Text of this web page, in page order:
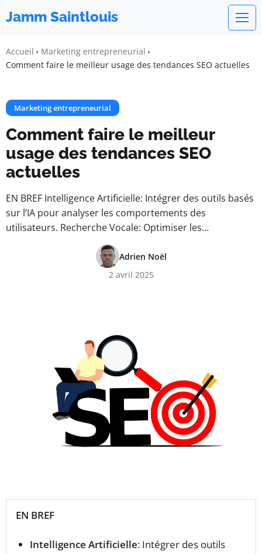
Jamm Saintlouis
Accueil
Marketing entrepreneurial
Comment faire le meilleur usage des tendances SEO actuelles
Marketing entrepreneurial
Comment faire le meilleur
usage des tendances SEO
actuelles
EN BREF Intelligence Artificielle: Intégrer des outils basés
sur l’IA pour analyser les comportements des
utilisateurs. Recherche Vocale: Optimiser les…
Adrien Noël
2 avril 2025
EN BREF
Intelligence Artificielle: Intégrer des outils